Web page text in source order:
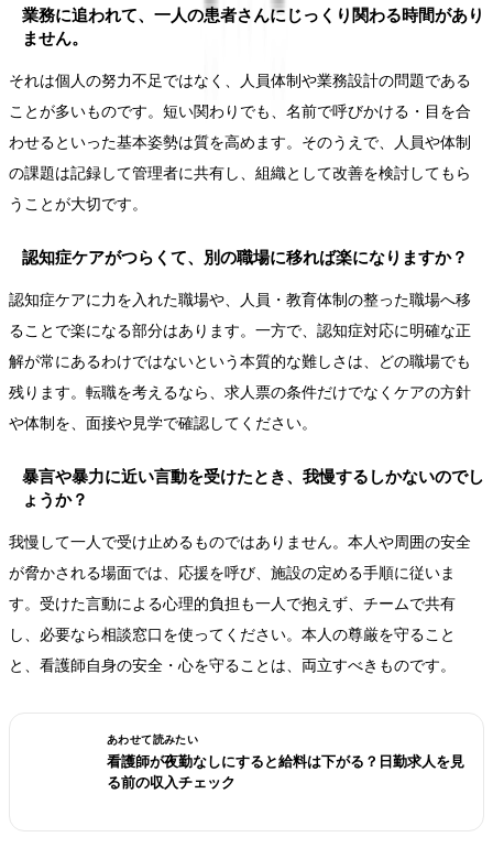
業務に追われて、一人の患者さんにじっくり関わる時間があり
ません。
それは個人の努力不足ではなく、人員体制や業務設計の問題である
ことが多いものです。短い関わりでも、名前で呼びかける・目を合
わせるといった基本姿勢は質を高めます。そのうえで、人員や体制
の課題は記録して管理者に共有し、組織として改善を検討してもら
うことが大切です。
認知症ケアがつらくて、別の職場に移れば楽になりますか？
認知症ケアに力を入れた職場や、人員・教育体制の整った職場へ移
ることで楽になる部分はあります。一方で、認知症対応に明確な正
解が常にあるわけではないという本質的な難しさは、どの職場でも
残ります。転職を考えるなら、求人票の条件だけでなくケアの方針
や体制を、面接や見学で確認してください。
暴言や暴力に近い言動を受けたとき、我慢するしかないのでし
ょうか？
我慢して一人で受け止めるものではありません。本人や周囲の安全
が脅かされる場面では、応援を呼び、施設の定める手順に従いま
す。受けた言動による心理的負担も一人で抱えず、チームで共有
し、必要なら相談窓口を使ってください。本人の尊厳を守ること
と、看護師自身の安全・心を守ることは、両立すべきものです。
あわせて読みたい
看護師が夜勤なしにすると給料は下がる？日勤求人を見
る前の収入チェック